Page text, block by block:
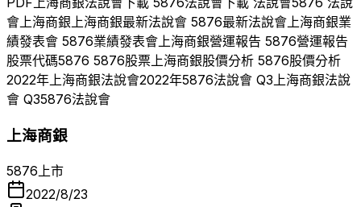
會上海商銀上海商銀最新法說會 5876最新法說會上海商銀業
績發表會 5876業績發表會上海商銀營運報告 5876營運報告
股票代碼5876 5876股票上海商銀股價分析 5876股價分析
2022年上海商銀法說會2022年5876法說會 Q3上海商銀法說
會 Q35876法說會
上海商銀
5876 上市
2022/8/23